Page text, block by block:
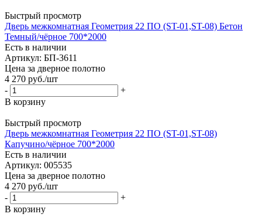
Быстрый просмотр
Дверь межкомнатная Геометрия 22 ПО (ST-01,ST-08) Бетон
Темный/чёрное 700*2000
Есть в наличии
Артикул: БП-3611
Цена за дверное полотно
4 270 руб./шт
-
+
В корзину
Быстрый просмотр
Дверь межкомнатная Геометрия 22 ПО (ST-01,ST-08)
Капучино/чёрное 700*2000
Есть в наличии
Артикул: 005535
Цена за дверное полотно
4 270 руб./шт
-
+
В корзину